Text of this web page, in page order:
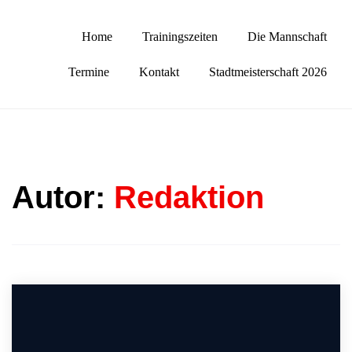
VC Auerbach
Oberpfalz
Home Trainingszeiten Die Mannschaft
Termine Kontakt Stadtmeisterschaft 2026
Autor: Redaktion